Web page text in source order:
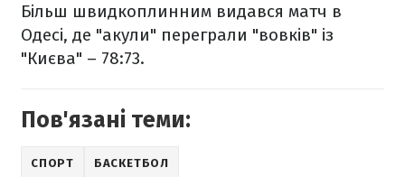
Більш швидкоплинним видався матч в
Одесі, де "акули" переграли "вовків" із
"Києва" – 78:73.
Пов'язані теми:
СПОРТ БАСКЕТБОЛ